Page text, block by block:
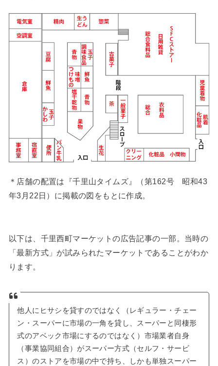
＊店舗の配置は『千里山タイムズ』（第162号 昭和43
年3月22日）に掲載の図をもとに作成。
以下は、千里西町マーケットの広告記事の一部。当時の
「最新方式」が試みられたマーケットであることがわか
ります。
他人にヒサシを貸すのではなく（レギュラー・チェー
ン・スーパーに市場の一角を貸し、スーパーと同棲形
式のアベック市場にするのではなく）市場業者自身
（事業協同組合）がスーパー方式（セルフ・サービ
ス）のストアを市場の中で持ち、しかも単独スーパー